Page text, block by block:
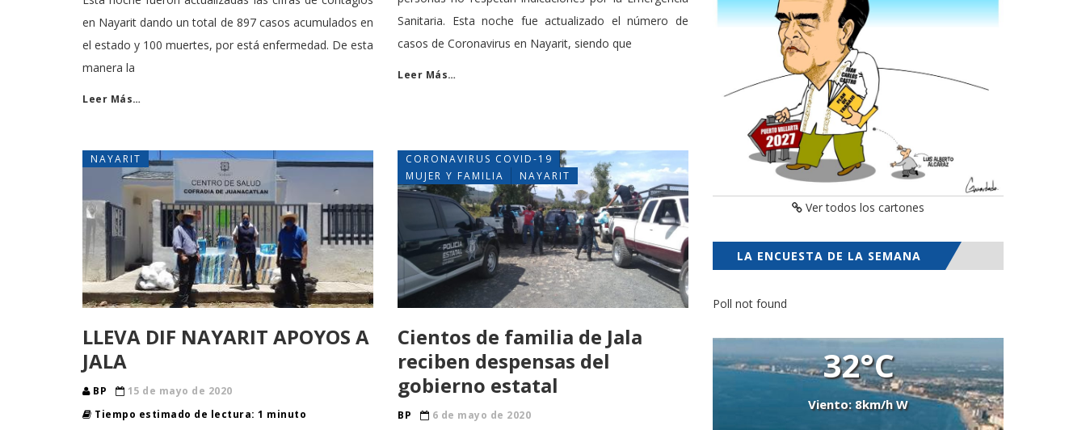
en Nayarit dando un total de 897 casos acumulados en
el estado y 100 muertes, por está enfermedad. De esta
manera la
Leer Más…
Sanitaria. Esta noche fue actualizado el número de
casos de Coronavirus en Nayarit, siendo que
Leer Más…
NAYARIT
LLEVA DIF NAYARIT APOYOS A
JALA
BP
15 de mayo de 2020
Tiempo estimado de lectura: 1 minuto
CORONAVIRUS COVID-19
MUJER Y FAMILIA
NAYARIT
Cientos de familia de Jala
reciben despensas del
gobierno estatal
BP 6 de mayo de 2020
Ver todos los cartones
LA ENCUESTA DE LA SEMANA
Poll not found
32°C
Viento: 8km/h W